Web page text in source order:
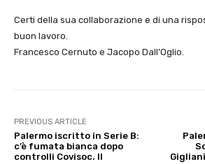
Certi della sua collaborazione e di una
buon lavoro.
Francesco Cernuto e Jacopo Dall’Oglio.
PREVIOUS ARTICLE
Palermo iscritto in Serie B:
c’è fumata bianca dopo
controlli Covisoc. Il